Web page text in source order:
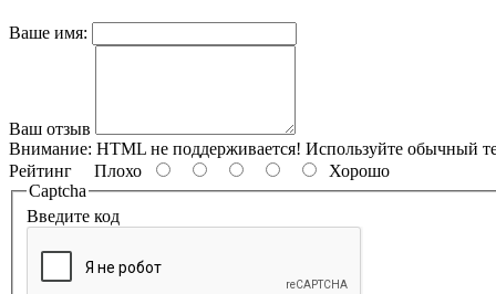
Ваше имя:
Ваш отзыв
Внимание: HTML не поддерживается! Используйте обычный
Рейтинг Плохо
Хорошо
Captcha
Введите код